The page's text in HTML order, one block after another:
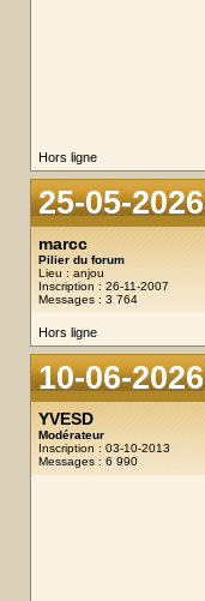
Hors ligne
25-05-
marcc
Pilier du forum
Lieu : anjou
Inscription : 26-11-2007
Messages : 3 764
Hors ligne
10-06-
YVESD
Modérateur
Inscription : 03-10-2013
Messages : 6 990